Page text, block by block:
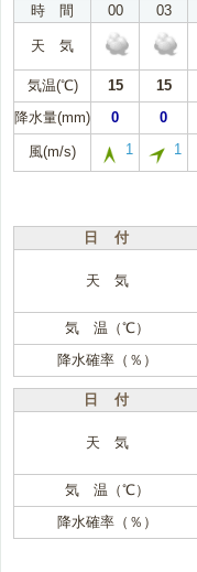
時 間
00 03
天 気
気温(℃) 15 15
降水量(mm)
0 0
風(m/s) 1 1
日 付
天 気
気 温（℃）
降水確率（％）
日 付
天 気
気 温（℃）
降水確率（％）